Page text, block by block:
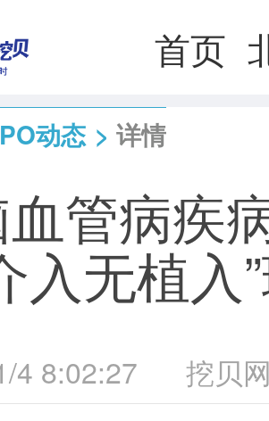
首页
动态 > 详情
管病疾
入无植入
4 8:02:27 挖贝